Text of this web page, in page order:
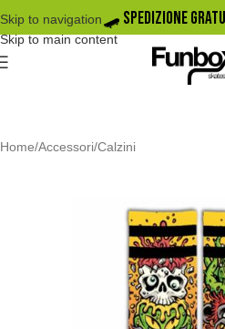
Skip to navigation
Skip to main content
🛹️ SPEDIZIONE
Home/Accessori/Calzini